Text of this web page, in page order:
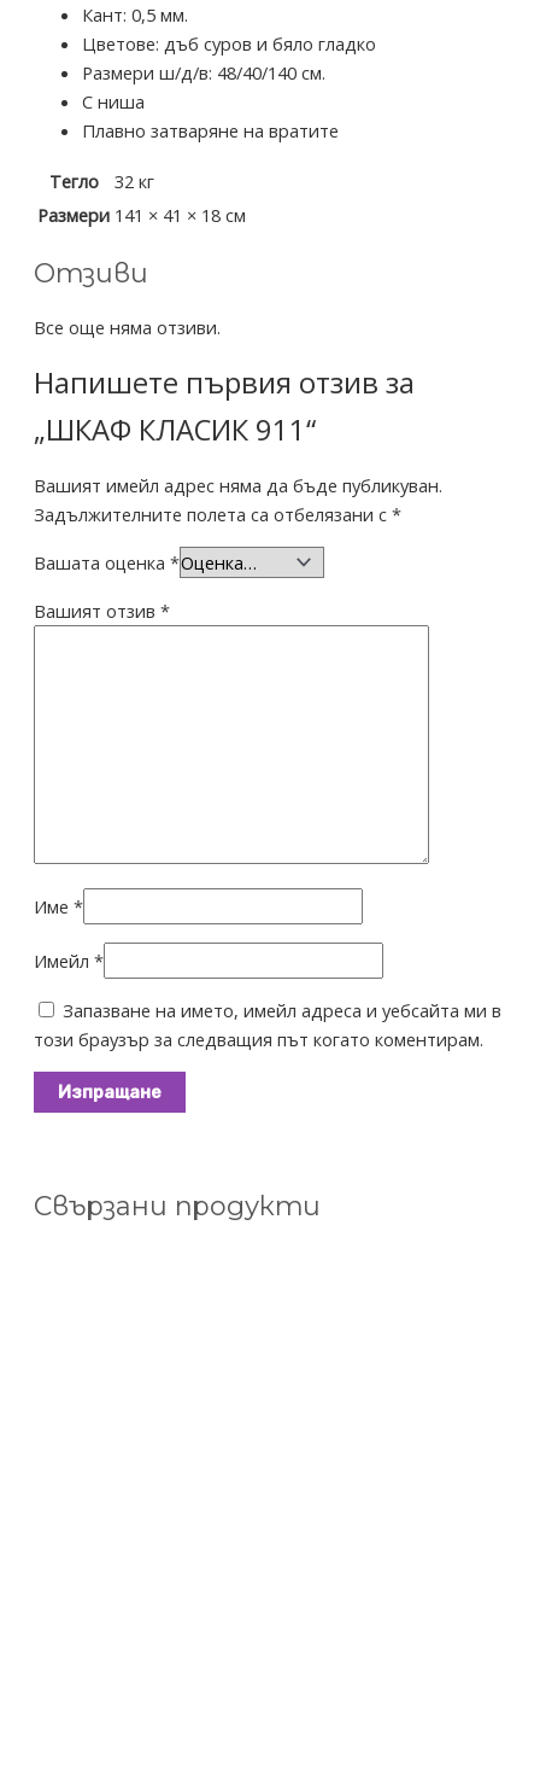
Кант: 0,5 мм.
Цветове: дъб суров и бяло гладко
Размери ш/д/в: 48/40/140 см.
С ниша
Плавно затваряне на вратите
Тегло
32 кг
Размери 141 × 41 × 18 см
Отзиви
Все още няма отзиви.
Напишете първия отзив за
„ШКАФ КЛАСИК 911“
Вашият имейл адрес няма да бъде публикуван.
Задължителните полета са отбелязани с *
Вашата оценка *
Вашият отзив *
Име *
Имейл *
Запазване на името, имейл адреса и уебсайта ми в
този браузър за следващия път когато коментирам.
Свързани продукти